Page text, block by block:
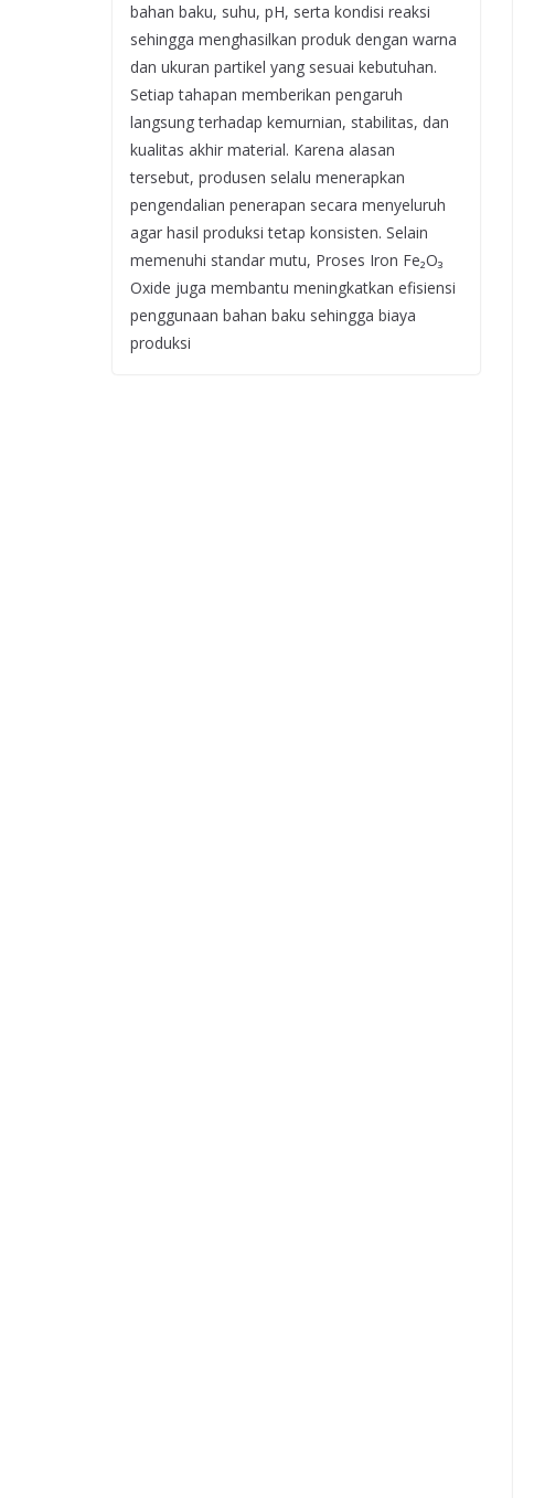
bahan baku, suhu, pH, serta kondisi reaksi
sehingga menghasilkan produk dengan warna
dan ukuran partikel yang sesuai kebutuhan.
Setiap tahapan memberikan pengaruh
langsung terhadap kemurnian, stabilitas, dan
kualitas akhir material. Karena alasan
tersebut, produsen selalu menerapkan
pengendalian penerapan secara menyeluruh
agar hasil produksi tetap konsisten. Selain
memenuhi standar mutu, Proses Iron Fe₂O₃
Oxide juga membantu meningkatkan efisiensi
penggunaan bahan baku sehingga biaya
produksi